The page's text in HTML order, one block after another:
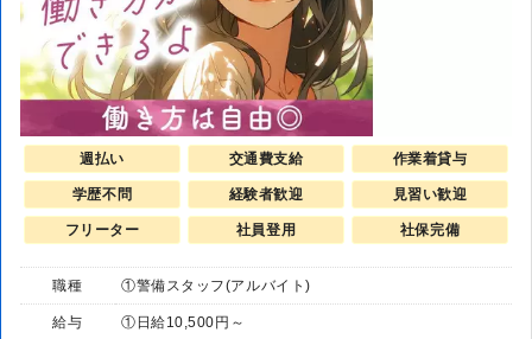
週払い 交通費支給 作業着貸与
学歴不問 経験者歓迎 見習い歓迎
フリーター 社員登用 社保完備
職種 ①警備スタッフ(アルバイト)
給与 ①日給10,500円～